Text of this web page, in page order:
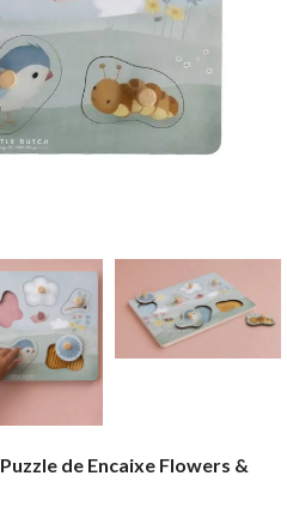
Puzzle de Encaixe Flowers &